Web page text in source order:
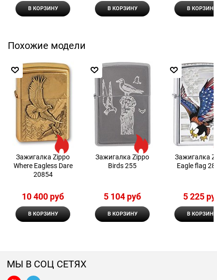
В КОРЗИНУ В КОРЗИНУ В КОРЗИНУ
Похожие модели
Зажигалка Zippo
Where Eagless Dare
20854
10 400 руб
В КОРЗИНУ
Зажигалка Zippo
Birds 255
5 104 руб
В КОРЗИНУ
Зажигалка
Eagle flag
5 225
В КОРЗИНУ
МЫ В СОЦ СЕТЯХ